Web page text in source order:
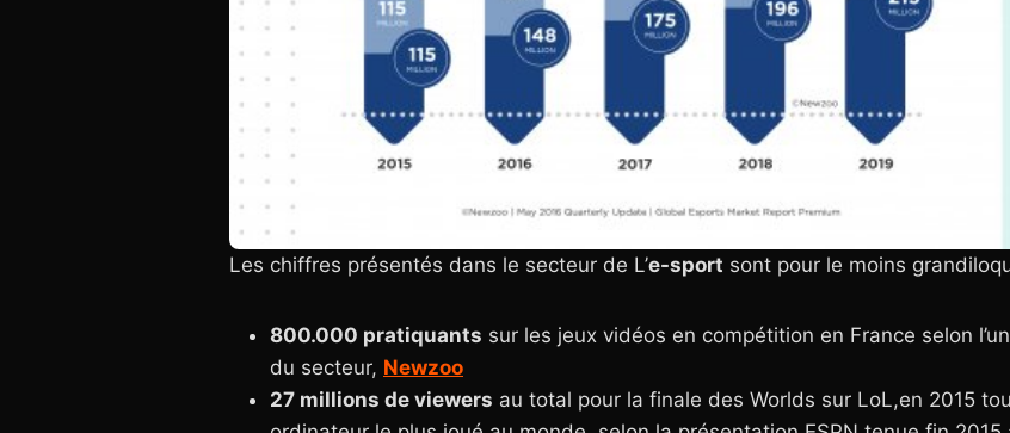
Les chiffres présentés dans le secteur de L’e-sport sont pour le moins
800.000 pratiquants sur les jeux vidéos en compétition en France selon
du secteur, Newzoo
27 millions de viewers au total pour la finale des Worlds sur LoL,en 2015